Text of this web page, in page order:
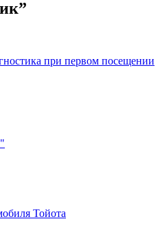
при первом посещении
Тойота